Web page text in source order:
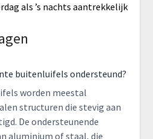
als ’s nachts aantrekkelijk
buitenluifels ondersteund?
worden meestal
structuren die stevig aan
De ondersteunende
aluminium of staal, die